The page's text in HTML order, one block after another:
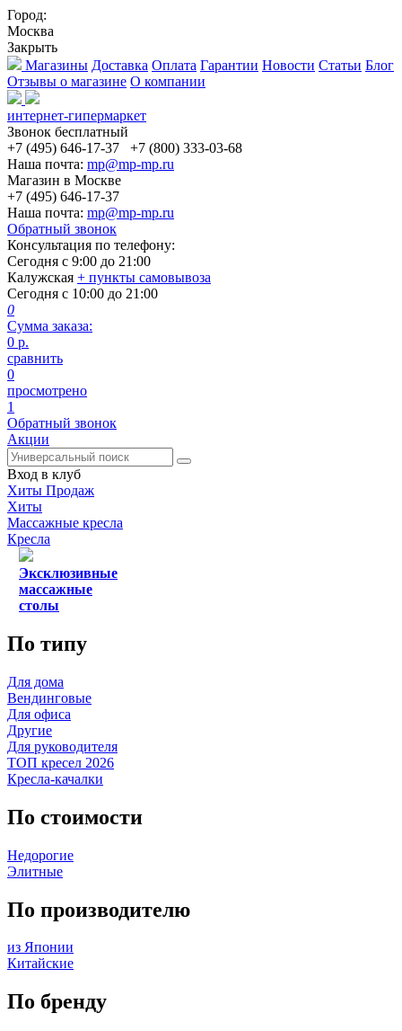
Город:
Москва
Закрыть
Магазины Доставка Оплата Гарантии Новости Статьи Блог
Отзывы о магазине О компании
интернет-гипермаркет
Звонок бесплатный
+7 (495) 646-17-37
+7 (800) 333-03-68
Наша почта: mp@mp-mp.ru
Магазин в Москве
+7 (495) 646-17-37
Наша почта: mp@mp-mp.ru
Обратный звонок
Консультация по телефону:
Сегодня с 9:00 до 21:00
Калужская + пункты самовывоза
Сегодня с 10:00 до 21:00
0
Сумма заказа:
0 р.
сравнить
0
просмотрено
1
Обратный звонок
Акции
Вход в клуб
Хиты Продаж
Хиты
Массажные кресла
Кресла
Эксклюзивные
массажные
столы
По типу
Для дома
Вендинговые
Для офиса
Другие
Для руководителя
ТОП кресел 2026
Кресла-качалки
По стоимости
Недорогие
Элитные
По производителю
из Японии
Китайские
По бренду